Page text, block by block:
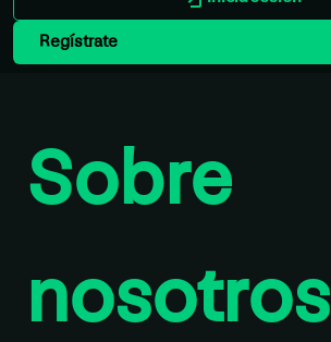
Regístrate
Sobre
nosotros